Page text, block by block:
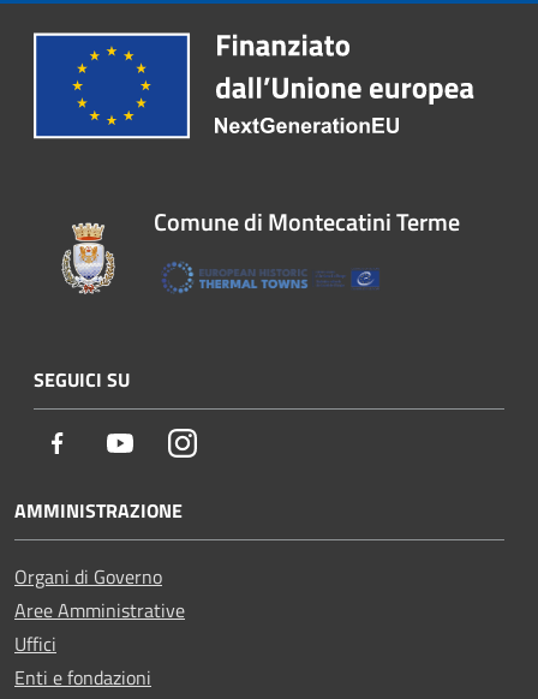
Comune di Montecatini Terme
SEGUICI SU
Facebook YoutubeInstagram
AMMINISTRAZIONE
Organi di Governo
Aree Amministrative
Uffici
Enti e fondazioni